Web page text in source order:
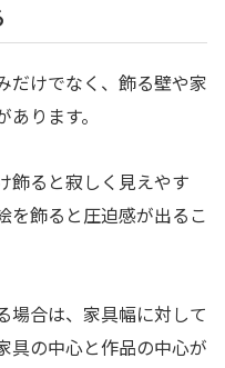
だけでなく、飾る壁や家
ります。
飾ると寂しく見えやす
を飾ると圧迫感が出るこ
場合は、家具幅に対して
具の中心と作品の中心が